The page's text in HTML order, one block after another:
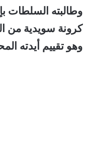
كرونة سويدية من
وهو تقييم أيدته